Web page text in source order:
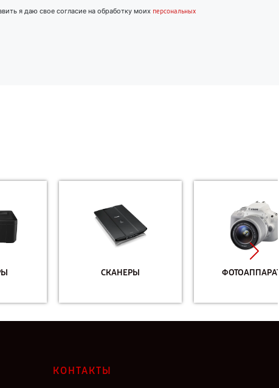
я даю свое согласие на обработку моих персональных
ФОТОАППАРАТЫ
КОНТАКТЫ